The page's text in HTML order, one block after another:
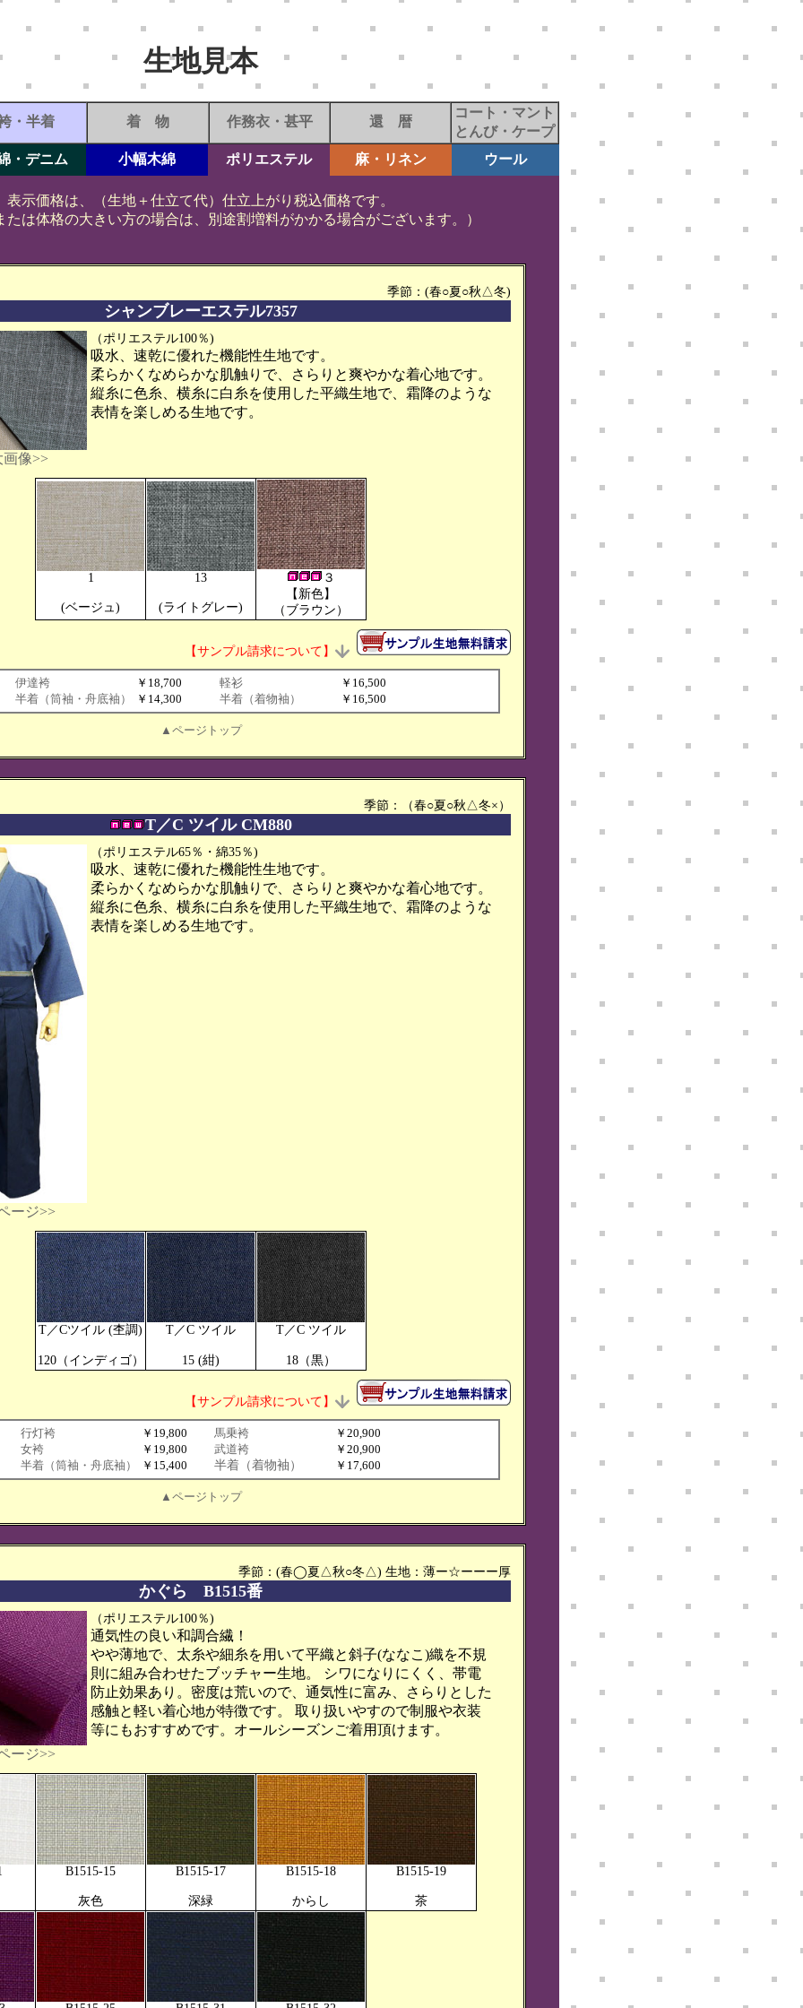
生地見本
・半着 着 物 作務衣・甚平 還 暦
コート・マント
とんび・ケープ
・デニム
小幅木綿 ポリエステル 麻・リネン ウール
表示価格は、（生地＋仕立て代）仕立上がり税込価格です。
たは体格の大きい方の場合は、別途割増料がかかる場合がございます。）
季節：(春○夏○秋△冬)
シャンブレーエステル7357
像>>
（ポリエステル100％)
吸水、速乾に優れた機能性生地です。
柔らかくなめらかな肌触りで、さらりと爽やかな着心地です。
縦糸に色糸、横糸に白糸を使用した平織生地で、霜降のような
表情を楽しめる生地です。
1
(ベージュ)
13
(ライトグレー)
３
【新色】
（ブラウン）
【サンプル請求について】
伊達袴 ￥18,700 軽衫
￥16,500
半着（筒袖・舟底袖）
￥14,300 半着（着物袖） ￥16,500
▲ページトップ
季節：（春○夏○秋△冬×）
T／C ツイル CM880
ージ>>
（ポリエステル65％・綿35％)
吸水、速乾に優れた機能性生地です。
柔らかくなめらかな肌触りで、さらりと爽やかな着心地です。
縦糸に色糸、横糸に白糸を使用した平織生地で、霜降のような
表情を楽しめる生地です。
T／Cツイル (杢調)
120（インディゴ）
T／C ツイル
15 (紺)
T／C ツイル
18（黒）
【サンプル請求について】
行灯袴 ￥19,800 馬乗袴
￥20,900
女袴
￥19,800 武道袴
￥20,900
半着（筒袖・舟底袖）
￥15,400 半着（着物袖） ￥17,600
▲ページトップ
季節：(春◯夏△秋○冬△) 生地：薄ー☆ーーー厚
かぐら B1515番
ージ>>
（ポリエステル100％)
通気性の良い和調合繊！
やや薄地で、太糸や細糸を用いて平織と斜子(ななこ)織を不規
則に組み合わせたブッチャー生地。 シワになりにくく、帯電
防止効果あり。密度は荒いので、通気性に富み、さらりとした
感触と軽い着心地が特徴です。 取り扱いやすので制服や衣装
等にもおすすめです。オールシーズンご着用頂けます。
B1515-15
灰色
B1515-17
深緑
B1515-18
からし
B1515-19
茶